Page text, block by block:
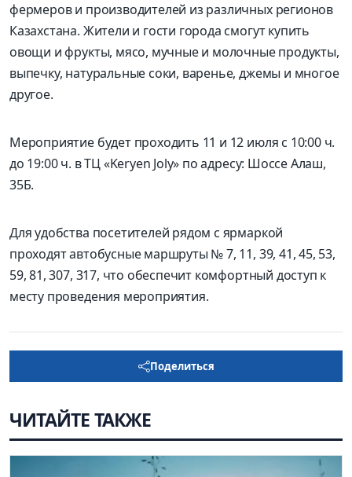
фермеров и производителей из различных регионов
Казахстана. Жители и гости города смогут купить
овощи и фрукты, мясо, мучные и молочные продукты,
выпечку, натуральные соки, варенье, джемы и многое
другое.
Мероприятие будет проходить 11 и 12 июля с 10:00 ч.
до 19:00 ч. в ТЦ «Keryen Joly» по адресу: Шоссе Алаш,
35Б.
Для удобства посетителей рядом с ярмаркой
проходят автобусные маршруты № 7, 11, 39, 41, 45, 53,
59, 81, 307, 317, что обеспечит комфортный доступ к
месту проведения мероприятия.
Поделиться
ЧИТАЙТЕ ТАКЖЕ